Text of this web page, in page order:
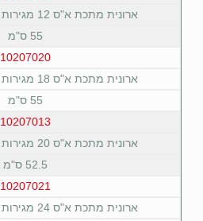
ארונית מתכת א"ס 12 מגירות פלסטיק שחור א"ס
55 ס"מ
10207020
ארונית מתכת א"ס 18 מגירות פלסטיק שחור א"ס
55 ס"מ
10207013
ארונית מתכת א"ס 20 מגירות פלסטיק שחור א"ס
52.5 ס"מ
10207021
ארונית מתכת א"ס 24 מגירות פלסטיק שחור א"ס